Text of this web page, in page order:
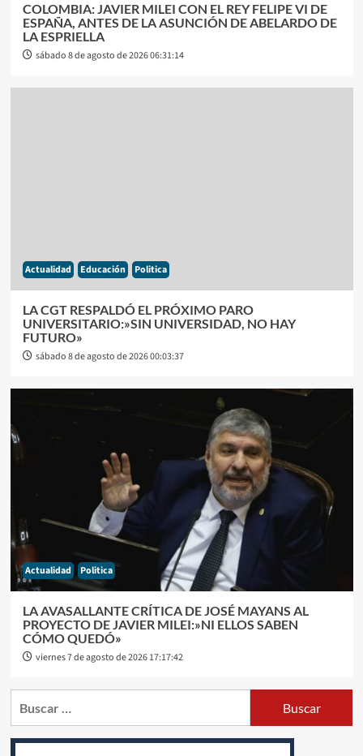
COLOMBIA: JAVIER MILEI CON EL REY FELIPE VI DE
ESPAÑA, ANTES DE LA ASUNCIÓN DE ABELARDO DE
LA ESPRIELLA
sábado 8 de agosto de 2026 06:31:14
Actualidad Educación Politica
LA CGT RESPALDÓ EL PRÓXIMO PARO
UNIVERSITARIO:»SIN UNIVERSIDAD, NO HAY
FUTURO»
sábado 8 de agosto de 2026 00:03:37
Actualidad Politica
LA AVASALLANTE CRÍTICA DE JOSÉ MAYANS AL
PROYECTO DE JAVIER MILEI:»NI ELLOS SABEN
CÓMO QUEDÓ»
viernes 7 de agosto de 2026 17:17:42